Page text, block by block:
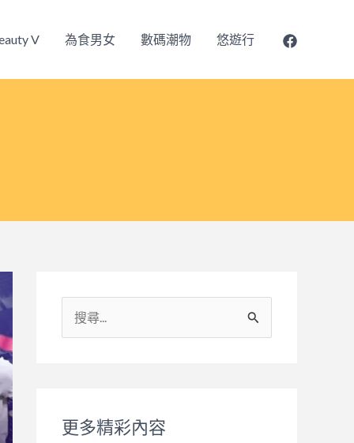
V 為食男女 數碼潮物 悠遊行
尋
:更多精彩內容